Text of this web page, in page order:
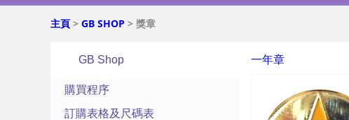
主頁 > GB SHOP > 獎章
GB Shop
購買程序
訂購表格及尺碼表
一年章